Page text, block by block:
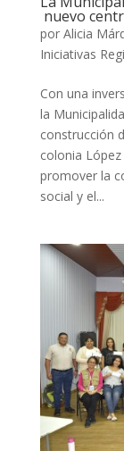
nuevo
por Alicia
Iniciativas
Con una
la
construcción
colonia
promover la
social y el...